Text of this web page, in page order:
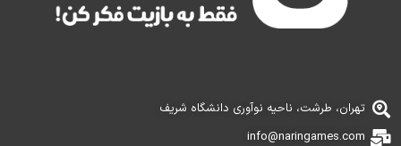
تهران، طرشت، ناحیه نوآوری دانشگاه شریف
info@naringames.com